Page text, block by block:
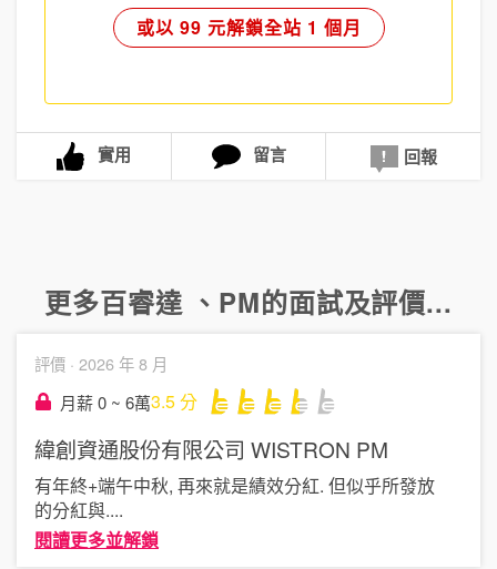
或以 99 元解鎖全站 1 個月
實用 留言 回報
更多百睿達 、 PM的面試及評價...
評價 · 2026 年 8 月
月薪 0 ~ 6萬3.5分
緯創資通股份有限公司 WISTRON PM
有年終+端午中秋, 再來就是績效分紅. 但似乎所發放
的分紅與....
閱讀更多並解鎖